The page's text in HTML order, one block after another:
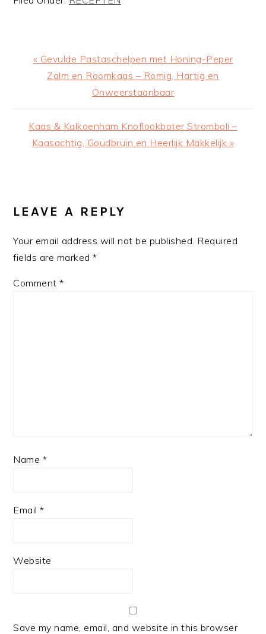
Previous
Post:
« Gevulde Pastaschelpen met Honing-Peper
Zalm en Roomkaas – Romig, Hartig en
Onweerstaanbaar
Next
Post:
Kaas & Kalkoenham Knoflookboter Stromboli –
Kaasachtig, Goudbruin en Heerlijk Makkelijk »
INTERACTIONS
LEAVE A REPLY
Your email address will not be published. Required
fields are marked*
Comment*
Name *
Email*
Website
Save my name, email, and website in this browser